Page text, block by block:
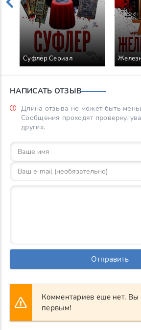
Суфлёр Сериал
НАПИСАТЬ ОТЗЫВ
Длина отзыва не может быть
Сообщения проходят проверку,
других.
Отправить
Комментариев еще нет. Вы
первым!